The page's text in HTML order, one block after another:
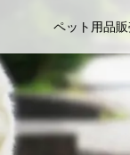
ペット用品